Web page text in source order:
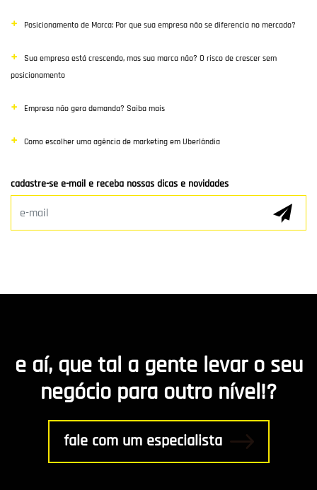
Poisiconamento e Branding
SEO
Marketing Digital
Desenvolvimento de app
R8 Indica
Gestão
Posicionamento de Marca: Por que sua empresa não se diferencia no mercado?
Sua empresa está crescendo, mas sua marca não? O risco de crescer sem
posicionamento
Empresa não gera demanda? Saiba mais
Como escolher uma agência de marketing em Uberlândia
cadastre-se e-mail e receba nossas dicas e novidades
e aí, que tal a gente levar o seu
negócio para outro nível!?
fale com um especialista